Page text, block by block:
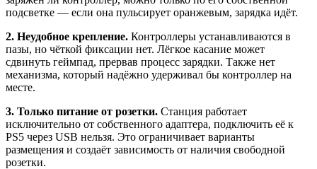
подсветке — если она пульсирует оранжевым, зарядка идёт.
2. Неудобное крепление. Контроллеры устанавливаются в
пазы, но чёткой фиксации нет. Лёгкое касание может
сдвинуть геймпад, прервав процесс зарядки. Также нет
механизма, который надёжно удерживал бы контроллер на
месте.
3. Только питание от розетки. Станция работает
исключительно от собственного адаптера, подключить её к
PS5 через USB нельзя. Это ограничивает варианты
размещения и создаёт зависимость от наличия свободной
розетки.